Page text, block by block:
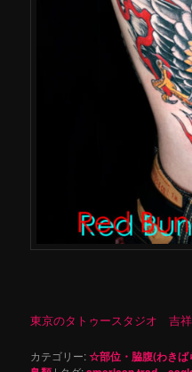
東京のタトゥースタジオ 吉
カテゴリー:☆部位・脇腹(わきば